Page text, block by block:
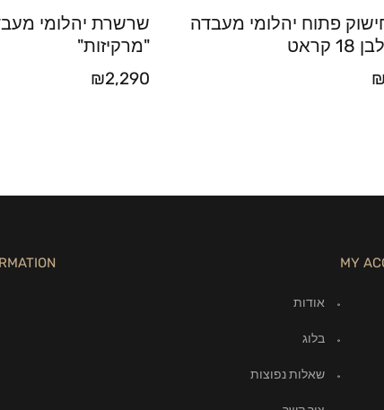
פתוח יהלומי מעבדה
קראט
₪
שרשרת יהלומי
"מרקיזות"
₪2,290
MY
אודות
בלוג
שאלות נפוצות